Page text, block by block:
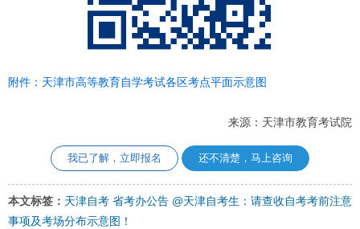
附件：天津市高等教育自学考试各区考点平面示意图
来源：天津市教育考试院
我已了解，立即报名 还不清楚，马上咨询
本文标签： 天津自考 省考办公告 @天津自考生：请查收自考考前注意
事项及考场分布示意图！